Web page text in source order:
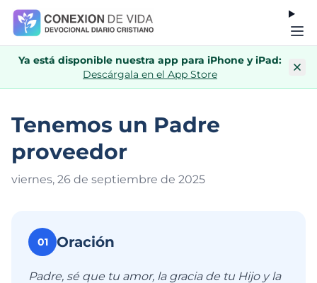
Ya está disponible nuestra app para iPhone y iPad:
Descárgala en el App Store
Tenemos un Padre
proveedor
viernes, 26 de septiembre de 2025
01 Oración
Padre, sé que tu amor, la gracia de tu Hijo y la